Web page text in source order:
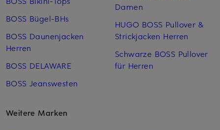
BOSS Bügel-BHs
BOSS Daunenjacken
Herren
BOSS DELAWARE
BOSS Jeanswesten
Damen
HUGO BOSS Pullover &
Strickjacken Herren
Schwarze BOSS Pullover
für Herren
Weitere Marken